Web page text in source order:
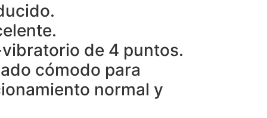
de 4 puntos.
cómodo para
normal y